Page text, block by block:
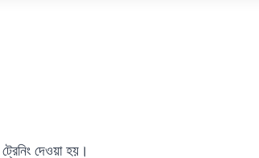
দেওয়া হয়।